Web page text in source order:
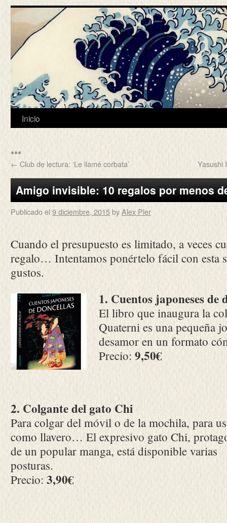
Inicio
***
← Club de lectura: ‘Le llamé corbata’ Yasushi
Amigo invisible: 10 regalos por menos
Publicado el 9 diciembre, 2015byAlex Pler
Cuando el presupuesto es limitado, a veces
regalo… Intentamos ponértelo fácil con esta
gustos.
1. Cuentos japoneses de
El libro que inaugura la
Quaterni es una pequeña
desamor en un formato
Precio: 9,50€
2. Colgante del gato Chi
Para colgar del móvil o de la mochila, para
como llavero… El expresivo gato Chi,
de un popular manga, está disponible varias
posturas.
Precio: 3,90€